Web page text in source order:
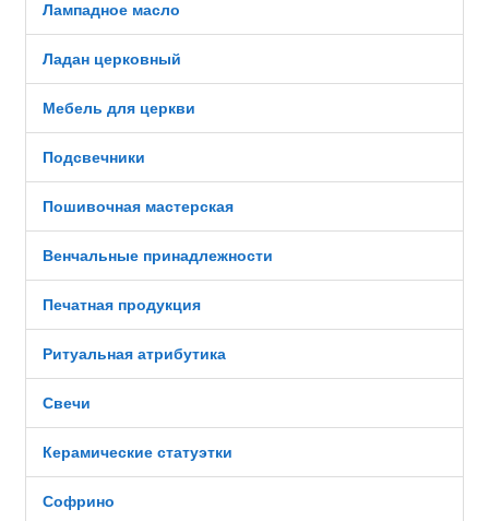
Лампадное масло
Ладан церковный
Мебель для церкви
Подсвечники
Пошивочная мастерская
Венчальные принадлежности
Печатная продукция
Ритуальная атрибутика
Свечи
Керамические статуэтки
Софрино